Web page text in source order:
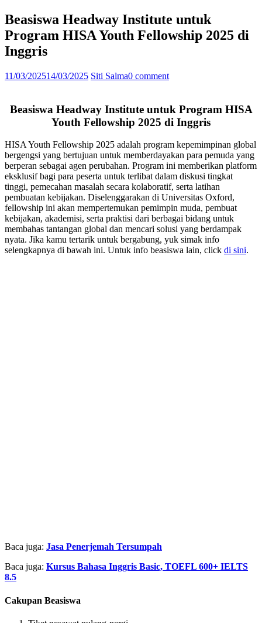
Beasiswa Headway Institute untuk
Program HISA Youth Fellowship 2025 di
Inggris
11/03/202514/03/2025 Siti Salma0 comment
Beasiswa Headway Institute untuk Program HISA
Youth Fellowship 2025 di Inggris
HISA Youth Fellowship 2025 adalah program kepemimpinan global
bergengsi yang bertujuan untuk memberdayakan para pemuda yang
berperan sebagai agen perubahan. Program ini memberikan platform
eksklusif bagi para peserta untuk terlibat dalam diskusi tingkat
tinggi, pemecahan masalah secara kolaboratif, serta latihan
pembuatan kebijakan. Diselenggarakan di Universitas Oxford,
fellowship ini akan mempertemukan pemimpin muda, pembuat
kebijakan, akademisi, serta praktisi dari berbagai bidang untuk
membahas tantangan global dan mencari solusi yang berdampak
nyata. Jika kamu tertarik untuk bergabung, yuk simak info
selengkapnya di bawah ini. Untuk info beasiswa lain, click di sini.
Baca juga: Jasa Penerjemah Tersumpah
Baca juga: Kursus Bahasa Inggris Basic, TOEFL 600+ IELTS
8.5
Cakupan Beasiswa